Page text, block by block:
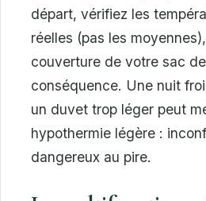
départ, vérifiez les
réelles (pas les
couverture de votre sac
conséquence. Une nuit
un duvet trop léger peut
hypothermie légère :
dangereux au pire.